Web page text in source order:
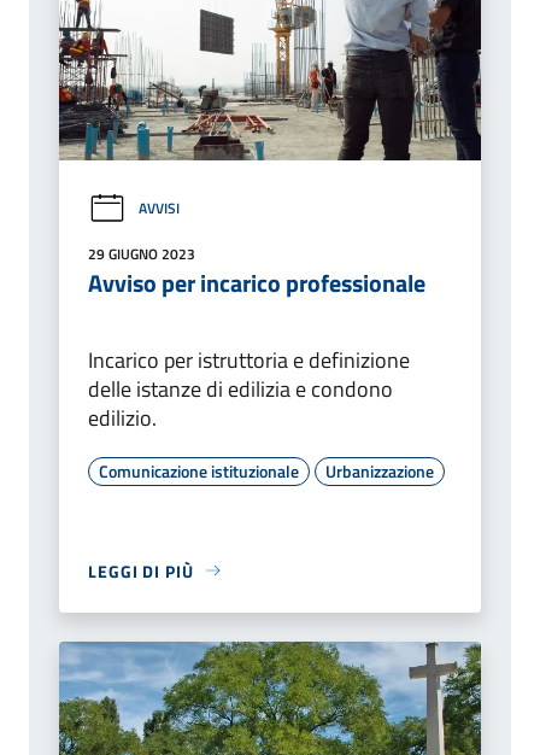
AVVISI
29 GIUGNO 2023
Avviso per incarico professionale
Incarico per istruttoria e definizione
delle istanze di edilizia e condono
edilizio.
Comunicazione istituzionale Urbanizzazione
LEGGI DI PIÙ